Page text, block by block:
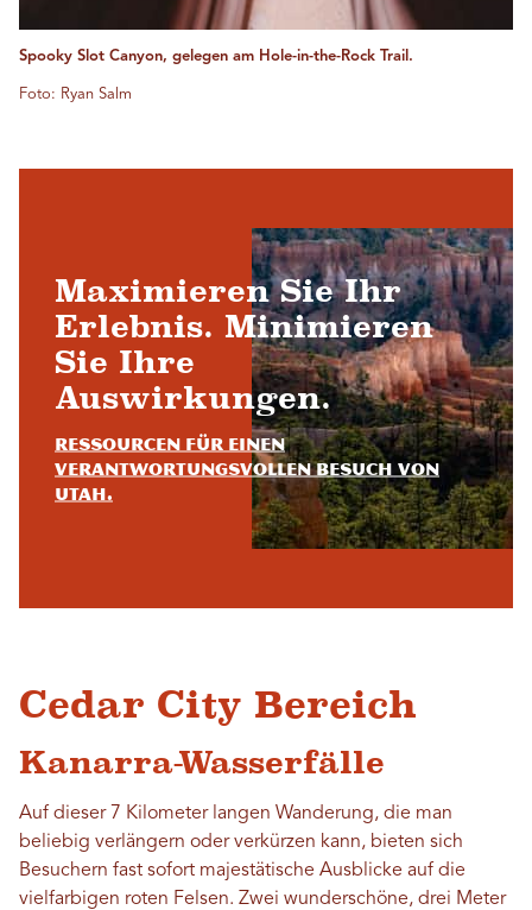
Spooky Slot Canyon, gelegen am Hole-in-the-Rock Trail.
Foto: Ryan Salm
Maximieren Sie Ihr
Erlebnis. Minimieren
Sie Ihre
Auswirkungen.
Ressourcen für einen
verantwortungsvollen Besuch von
Utah.
Cedar City Bereich
Kanarra-Wasserfälle
Auf dieser 7 Kilometer langen Wanderung, die man
beliebig verlängern oder verkürzen kann, bieten sich
Besuchern fast sofort majestätische Ausblicke auf die
vielfarbigen roten Felsen. Zwei wunderschöne, drei Meter